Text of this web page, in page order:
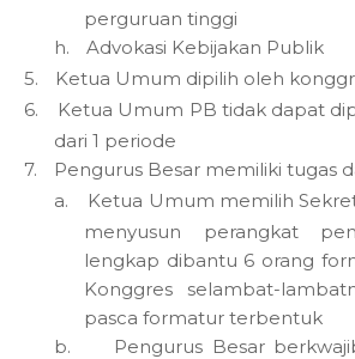
perguruan tinggi
h.
Advokasi Kebijakan Publik
5.
Ketua Umum dipilih oleh
6.
Ketua Umum PB tidak dapat
dari 1 periode
7.
Pengurus Besar memiliki tugas
a.
Ketua Umum memilih
menyusun perangkat
lengkap dibantu 6 orang
Konggres selambat-
pasca formatur terbentuk
b.
Pengurus Besar